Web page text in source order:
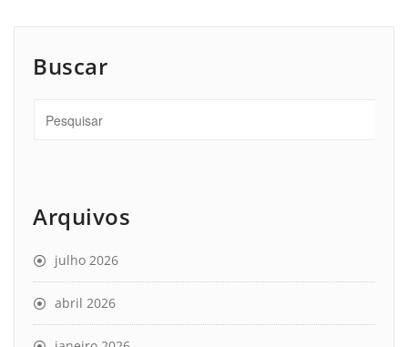
Buscar
Arquivos
julho 2026
abril 2026